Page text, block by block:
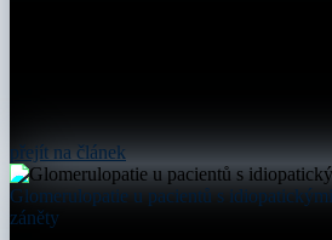
přejít na článek
Glomerulopatie u pacientů s
záněty